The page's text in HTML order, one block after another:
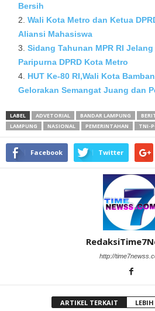
Bersih
Wali Kota Metro dan Ketua
Aliansi Mahasiswa
Sidang Tahunan MPR RI Jelang
Paripurna DPRD Kota Metro
HUT Ke-80 RI,Wali Kota
Gelorakan Semangat Juang dan
LABEL ADVETORIAL BANDAR LAMPUNG
LAMPUNG
NASIONAL PEMERINTAHAN TNI-
Facebook Twitter
http://
ARTIKEL TERKAIT